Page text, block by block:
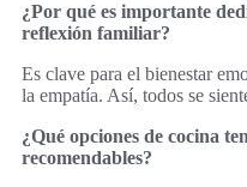
¿Por qué es importante
reflexión familiar?
Es clave para el bienestar
la empatía. Así, todos se
¿Qué opciones de cocina
recomendables?